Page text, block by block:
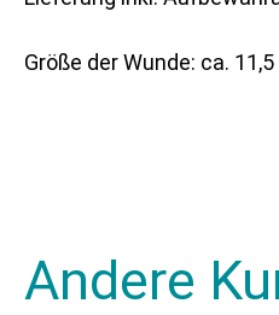
Größe der Wunde: ca.
Andere